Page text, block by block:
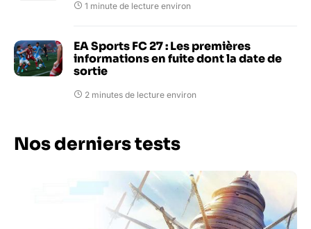
1 minute de lecture environ
EA Sports FC 27 : Les premières
informations en fuite dont la date de
sortie
2 minutes de lecture environ
Nos derniers tests